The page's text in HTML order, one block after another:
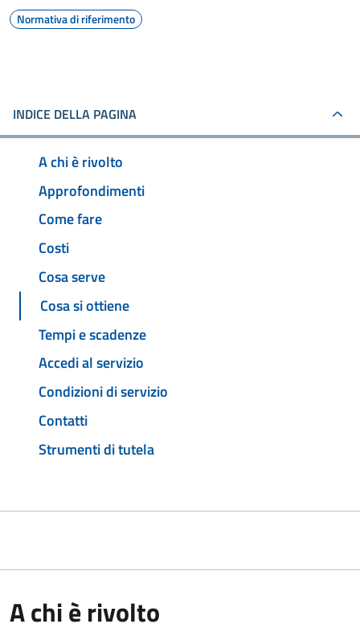
Normativa di riferimento
INDICE DELLA PAGINA
A chi è rivolto
Approfondimenti
Come fare
Costi
Cosa serve
Cosa si ottiene
Tempi e scadenze
Accedi al servizio
Condizioni di servizio
Contatti
Strumenti di tutela
A chi è rivolto